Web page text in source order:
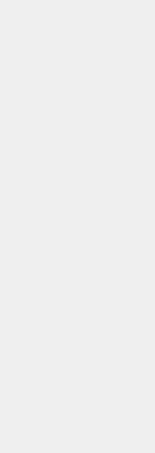
ve
tavsiyeleri yatırım